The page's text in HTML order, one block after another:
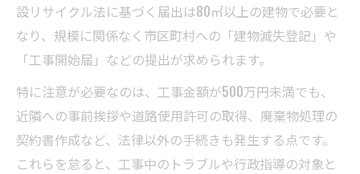
設リサイクル法に基づく届出は80㎡以上の建物で必要と
なり、規模に関係なく市区町村への「建物滅失登記」や
「工事開始届」などの提出が求められます。
特に注意が必要なのは、工事金額が500万円未満でも、
近隣への事前挨拶や道路使用許可の取得、廃棄物処理の
契約書作成など、法律以外の手続きも発生する点です。
これらを怠ると、工事中のトラブルや行政指導の対象と